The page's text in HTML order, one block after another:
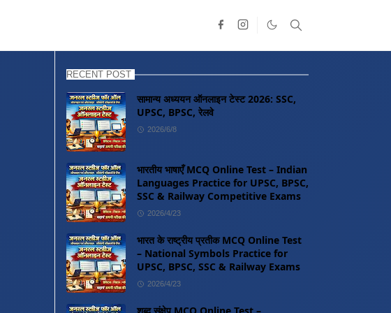
RECENT POST
सामान्य अध्ययन ऑनलाइन टेस्ट 2026: SSC,
UPSC, BPSC, रेलवे
2026/6/8
भारतीय भाषाएँ MCQ Online Test – Indian
Languages Practice for UPSC, BPSC,
SSC & Railway Competitive Exams
2026/4/23
भारत के राष्ट्रीय प्रतीक MCQ Online Test
– National Symbols Practice for
UPSC, BPSC, SSC & Railway Exams
2026/4/23